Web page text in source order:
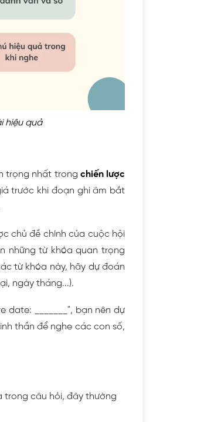
hiệu quả
trọng nhất trong chiến lược
trước khi đoạn ghi âm bắt
chủ đề chính của cuộc hội
những từ khóa quan trọng
từ khóa này, hãy dự đoán
ngày tháng...).
date: _______", bạn nên dự
thần để nghe các con số,
trong câu hỏi, đây thường